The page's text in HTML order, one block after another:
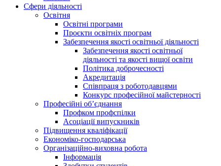
Сфери діяльності
Освітня
Освітні програми
Проєкти освітніх програм
Забезпечення якості освітньої діяльності
Забезпечення якості освітньої
діяльності та якості вищої освіти
Політика доброчесності
Акредитація
Співпраця з роботодавцями
Конкурс професійної майстерності
Професійні об’єднання
Профком профспілки
Асоціації випускників
Підвищення кваліфікації
Економіко-господарська
Організаційно-виховна робота
Інформація